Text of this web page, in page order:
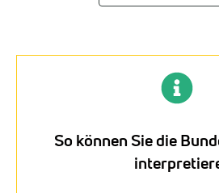
So können Sie die